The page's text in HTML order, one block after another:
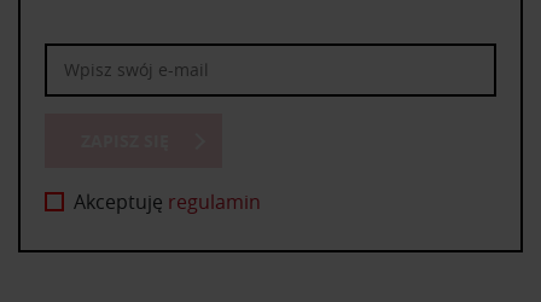
Akceptuję regulamin